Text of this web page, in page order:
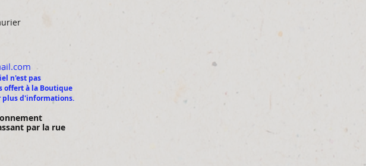
n'est pas
offert à la Boutique
plus d'informations.
par la rue